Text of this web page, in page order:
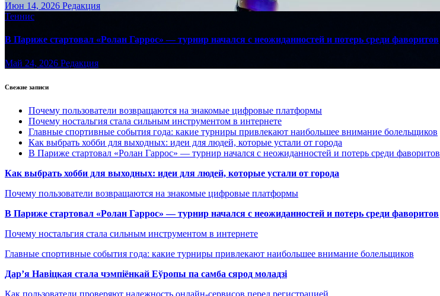
Июн 14, 2026 Редакция
Теннис
В Париже стартовал «Ролан Гаррос» — турнир начался с неожиданностей и потерь среди фаворитов
Май 24, 2026 Редакция
Свежие записи
Почему пользователи возвращаются на знакомые цифровые платформы
Почему ностальгия стала сильным инструментом в интернете
Главные спортивные события года: какие турниры привлекают наибольшее внимание болельщиков
Как выбрать хобби для выходных: идеи для людей, которые устали от города
В Париже стартовал «Ролан Гаррос» — турнир начался с неожиданностей и потерь среди фаворитов
Как выбрать хобби для выходных: идеи для людей, которые устали от города
Почему пользователи возвращаются на знакомые цифровые платформы
В Париже стартовал «Ролан Гаррос» — турнир начался с неожиданностей и потерь среди фаворитов
Почему ностальгия стала сильным инструментом в интернете
Главные спортивные события года: какие турниры привлекают наибольшее внимание болельщиков
Дар’я Навіцкая стала чэмпіёнкай Еўропы па самба сярод моладзі
Как пользователи проверяют надежность онлайн-сервисов перед регистрацией